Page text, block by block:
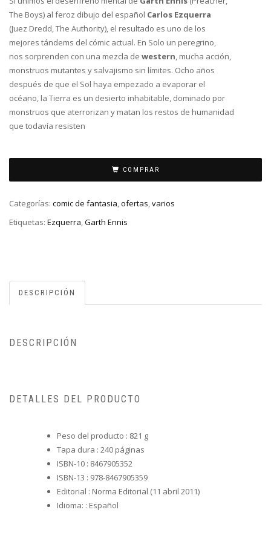
The Boys) al feroz dibujo del español Carlos Ezquerra
(Juez Dredd, The Authority), el resultado es uno de los
mejores tándems del cómic actual. En Solo un peregrino,
nos sorprenden con una mezcla de western, mucha acción,
monstruos mutantes y salvajismo sin límites. Ocho años
después de que el Sol haya empezado a evaporar el
océano, la Tierra es un desierto inhabitable, dominado por
monstruos que aterrorizan y matan los restos de humanidad
que todavía resisten
COMPRAR
Categorías: comic de fantasia,ofertas,varios
Etiquetas: Ezquerra,Garth Ennis
DESCRIPCIÓN
DESCRIPCIÓN
DETALLES DEL PRODUCTO
Peso del producto : 821 g
Tapa dura : 240 páginas
ISBN-10 : 8467905352
ISBN-13 : 978-8467905359
Editorial : Norma Editorial (11 abril 2011)
Idioma: : Español